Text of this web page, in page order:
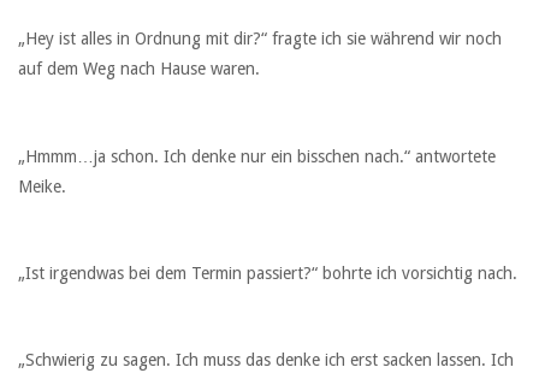
„Hey ist alles in Ordnung mit dir?“ fragte ich sie während wir noch
auf dem Weg nach Hause waren.
„Hmmm…ja schon. Ich denke nur ein bisschen nach.“ antwortete
Meike.
„Ist irgendwas bei dem Termin passiert?“ bohrte ich vorsichtig nach.
„Schwierig zu sagen. Ich muss das denke ich erst sacken lassen. Ich